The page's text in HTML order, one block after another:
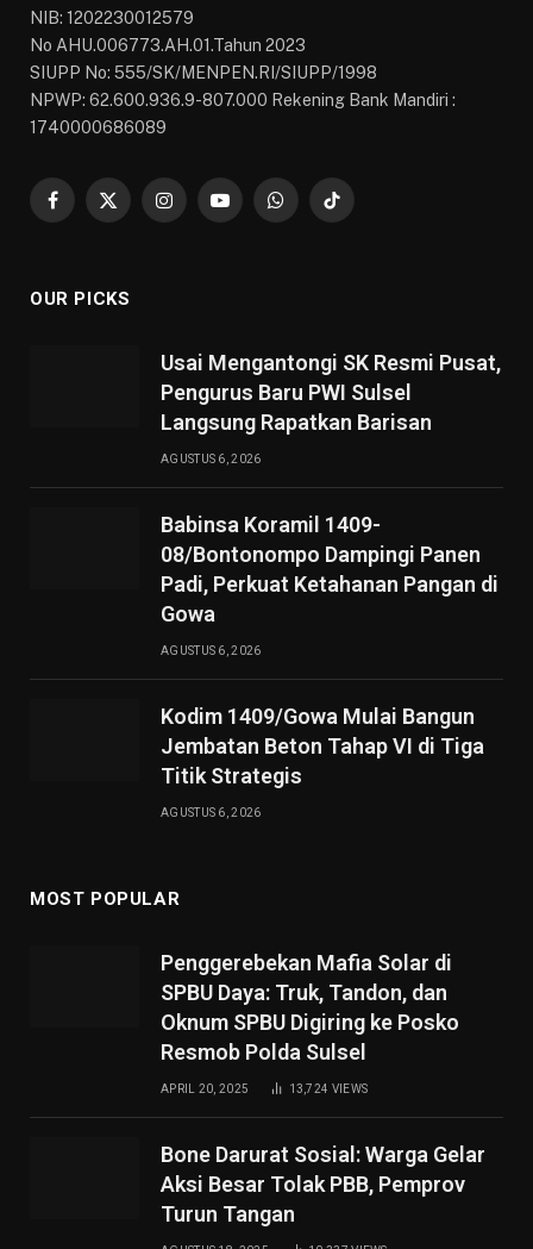
NIB: 1202230012579
No AHU.006773.AH.01.Tahun 2023
SIUPP No: 555/SK/MENPEN.RI/SIUPP/1998
NPWP: 62.600.936.9-807.000 Rekening Bank Mandiri :
1740000686089
Facebook
X
InstagramYouTubeWhatsAppTikTok
OUR PICKS
Usai Mengantongi SK Resmi Pusat,
Pengurus Baru PWI Sulsel
Langsung Rapatkan Barisan
AGUSTUS 6, 2026
Babinsa Koramil 1409-
08/Bontonompo Dampingi Panen
Padi, Perkuat Ketahanan Pangan di
Gowa
AGUSTUS 6, 2026
Kodim 1409/Gowa Mulai Bangun
Jembatan Beton Tahap VI di Tiga
Titik Strategis
AGUSTUS 6, 2026
MOST POPULAR
Penggerebekan Mafia Solar di
SPBU Daya: Truk, Tandon, dan
Oknum SPBU Digiring ke Posko
Resmob Polda Sulsel
APRIL 20, 2025 13,724 VIEWS
Bone Darurat Sosial: Warga Gelar
Aksi Besar Tolak PBB, Pemprov
Turun Tangan